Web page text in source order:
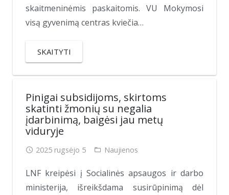
skaitmeninėmis paskaitomis. VU Mokymosi
visą gyvenimą centras kviečia…
SKAITYTI
Pinigai subsidijoms, skirtoms
skatinti žmonių su negalia
įdarbinimą, baigėsi jau metų
viduryje
2025 rugsėjo 5 Naujienos
LNF kreipėsi į Socialinės apsaugos ir darbo
ministerija, išreikšdama susirūpinimą dėl